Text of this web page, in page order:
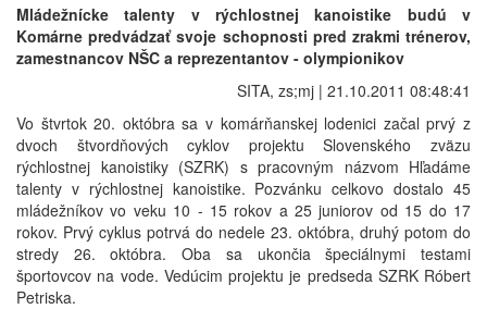
Mládežnícke talenty v rýchlostnej kanoistike budú v
Komárne predvádzať svoje schopnosti pred zrakmi trénerov,
zamestnancov NŠC a reprezentantov - olympionikov
SITA, zs;mj | 21.10.2011 08:48:41
Vo štvrtok 20. októbra sa v komárňanskej lodenici začal prvý z
dvoch štvordňových cyklov projektu Slovenského zväzu
rýchlostnej kanoistiky (SZRK) s pracovným názvom Hľadáme
talenty v rýchlostnej kanoistike. Pozvánku celkovo dostalo 45
mládežníkov vo veku 10 - 15 rokov a 25 juniorov od 15 do 17
rokov. Prvý cyklus potrvá do nedele 23. októbra, druhý potom do
stredy 26. októbra. Oba sa ukončia špeciálnymi testami
športovcov na vode. Vedúcim projektu je predseda SZRK Róbert
Petriska.